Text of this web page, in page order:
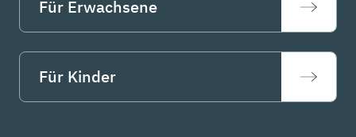
Für Erwachsene
Für Kinder